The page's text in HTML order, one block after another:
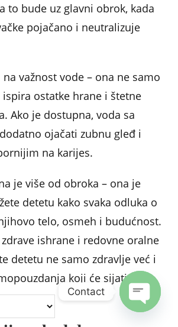
to bude uz glavni obrok, kada
pojačano i neutralizuje
važnost vode – ona ne samo
ostatke hrane i štetne
Ako je dostupna, voda sa
ojačati zubnu gleđ i
na karijes.
je više od obroka – ona je
detetu kako svaka odluka o
telo, osmeh i budućnost.
ishrane i redovne oralne
detetu ne samo zdravlje već i
koji će sijati
Contact